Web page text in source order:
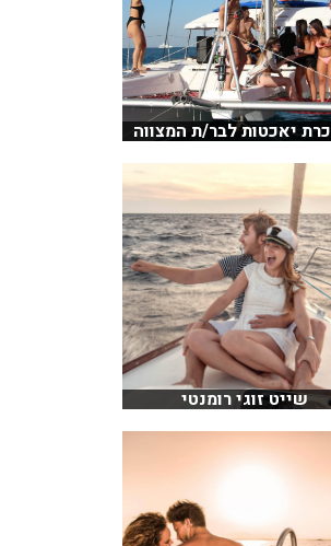
יאכטות לבר/ת המצווה
שייט זוגי רומנטי